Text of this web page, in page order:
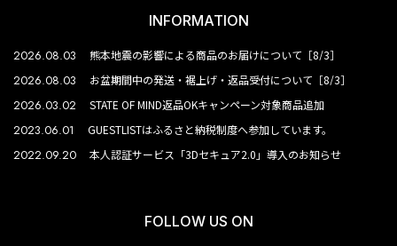
INFORMATION
2026.08.03 熊本地震の影響による商品のお届けについて［8/3］
2026.08.03 お盆期間中の発送・裾上げ・返品受付について［8/3］
2026.03.02 STATE OF MIND返品OKキャンペーン対象商品追加
2023.06.01 GUESTLISTはふるさと納税制度へ参加しています。
2022.09.20 本人認証サービス「3Dセキュア2.0」導入のお知らせ
FOLLOW US ON